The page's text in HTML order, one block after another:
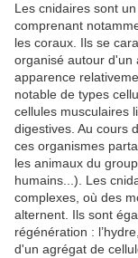
Les cnidaires sont
comprenant
les coraux. Ils se
organisé autour d'un
apparence
notable de types
cellules musculaires
digestives. Au cours
ces organismes
les animaux du
humains...). Les
complexes, où des
alternent. Ils sont
régénération :
d'un agrégat de